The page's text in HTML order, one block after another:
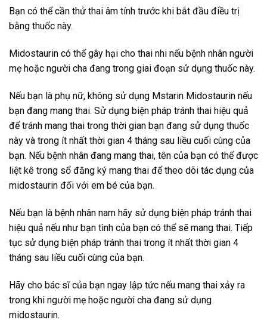
Bạn có thể cần thử thai âm tính trước khi bắt đầu điều trị
bằng thuốc này.
Midostaurin có thể gây hại cho thai nhi nếu bệnh nhân người
mẹ hoặc người cha đang trong giai đoạn sử dụng thuốc này.
Nếu bạn là phụ nữ, không sử dụng Mstarin Midostaurin nếu
bạn đang mang thai. Sử dụng biện pháp tránh thai hiệu quả
để tránh mang thai trong thời gian bạn đang sử dụng thuốc
này và trong ít nhất thời gian 4 tháng sau liều cuối cùng của
bạn. Nếu bệnh nhân đang mang thai, tên của bạn có thể được
liệt kê trong sổ đăng ký mang thai để theo dõi tác dụng của
midostaurin đối với em bé của bạn.
Nếu bạn là bệnh nhân nam hãy sử dụng biện pháp tránh thai
hiệu quả nếu như bạn tình của bạn có thể sẽ mang thai. Tiếp
tục sử dụng biện pháp tránh thai trong ít nhất thời gian 4
tháng sau liều cuối cùng của bạn.
Hãy cho bác sĩ của bạn ngay lập tức nếu mang thai xảy ra
trong khi người mẹ hoặc người cha đang sử dụng
midostaurin.